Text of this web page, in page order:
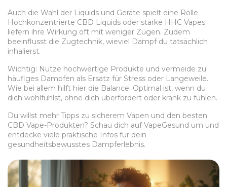
Auch die Wahl der Liquids und Geräte spielt eine Rolle.
Hochkonzentrierte CBD Liquids oder starke HHC Vapes
liefern ihre Wirkung oft mit weniger Zügen. Zudem
beeinflusst die Zugtechnik, wieviel Dampf du tatsächlich
inhalierst.
Wichtig: Nutze hochwertige Produkte und vermeide zu
häufiges Dampfen als Ersatz für Stress oder Langeweile.
Wie bei allem hilft hier die Balance. Optimal ist, wenn du
dich wohlfühlst, ohne dich überfordert oder krank zu fühlen.
Du willst mehr Tipps zu sicherem Vapen und den besten
CBD Vape-Produkten? Schau dich auf VapeGesund um und
entdecke viele praktische Infos für dein
gesundheitsbewusstes Dampferlebnis.